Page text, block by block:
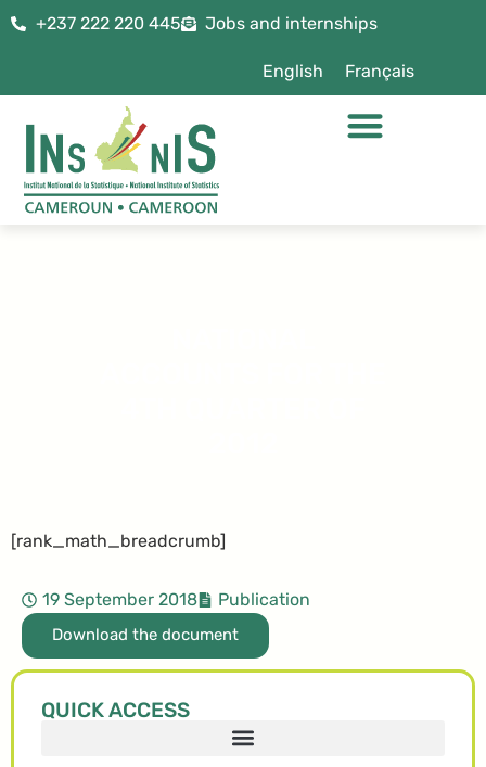
+237 222 220 445 Jobs and internships
English Français
[rank_math_breadcrumb]
19 September 2018 Publication
Download the document
QUICK ACCESS